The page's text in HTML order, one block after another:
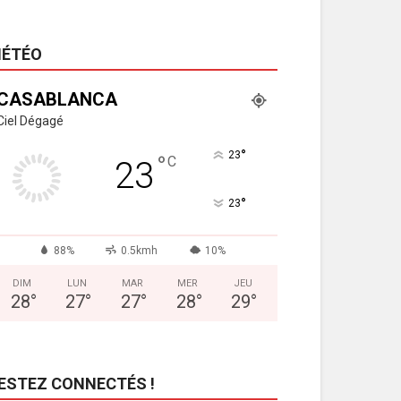
Dégagé
23 °C 23°
23°
88% 0.5kmh 10%
DIM
28°
LUN
27°
MAR
27°
MER
28°
JEU
29°
CONNECTÉS !